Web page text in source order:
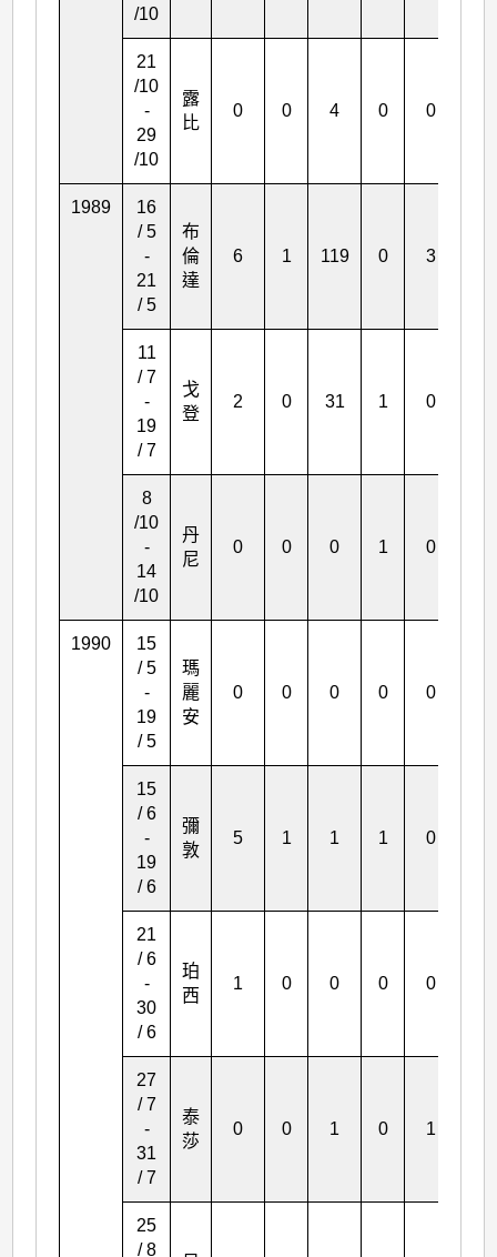
/10
21
/10
-
29
/10
露
比
0 0 4 0 0
1989
16
/ 5
-
21
/ 5
布
倫
達
6 1 119 0 3
11
/ 7
-
19
/ 7
戈
登
2 0 31 1 0
8
/10
-
14
/10
丹
尼
0 0 0 1 0
1990
15
/ 5
-
19
/ 5
瑪
麗
安
0 0 0 0 0
15
/ 6
-
19
/ 6
彌
敦
5 1 1 1 0
21
/ 6
-
30
/ 6
珀
西
1 0 0 0 0
27
/ 7
-
31
/ 7
泰
莎
0 0 1 0 1
25
/ 8